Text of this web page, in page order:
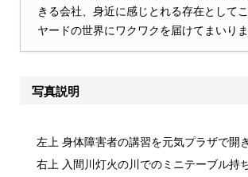
きる会社、身近に感じとれる存在として
ヤードの世界にワクワクを届けてまいりま
写真説明
左上 身体障害者の講習を元気プラザで開
右上 入間川灯火の川でのミニテーブル持